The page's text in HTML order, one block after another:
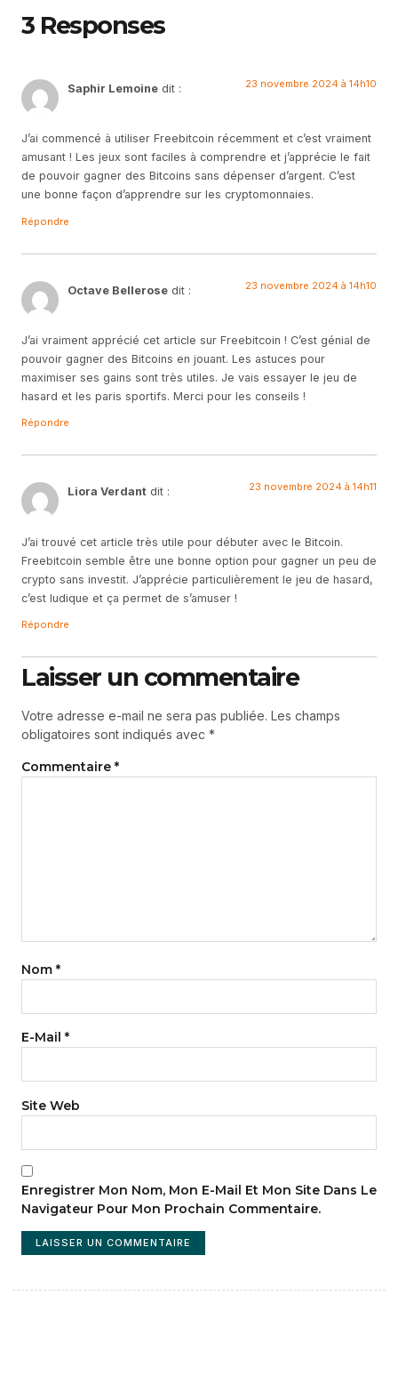
3 Responses
Saphir Lemoine dit : 23 novembre 2024 à 14h10
J’ai commencé à utiliser Freebitcoin récemment et c’est vraiment
amusant ! Les jeux sont faciles à comprendre et j’apprécie le fait
de pouvoir gagner des Bitcoins sans dépenser d’argent. C’est
une bonne façon d’apprendre sur les cryptomonnaies.
Répondre
Octave Bellerose dit : 23 novembre 2024 à 14h10
J’ai vraiment apprécié cet article sur Freebitcoin ! C’est génial de
pouvoir gagner des Bitcoins en jouant. Les astuces pour
maximiser ses gains sont très utiles. Je vais essayer le jeu de
hasard et les paris sportifs. Merci pour les conseils !
Répondre
Liora Verdant dit : 23 novembre 2024 à 14h11
J’ai trouvé cet article très utile pour débuter avec le Bitcoin.
Freebitcoin semble être une bonne option pour gagner un peu de
crypto sans investit. J’apprécie particulièrement le jeu de hasard,
c’est ludique et ça permet de s’amuser !
Répondre
Laisser un commentaire
Votre adresse e-mail ne sera pas publiée. Les champs
obligatoires sont indiqués avec *
Commentaire *
Nom *
E-Mail *
Site Web
Enregistrer Mon Nom, Mon E-Mail Et Mon Site Dans Le
Navigateur Pour Mon Prochain Commentaire.